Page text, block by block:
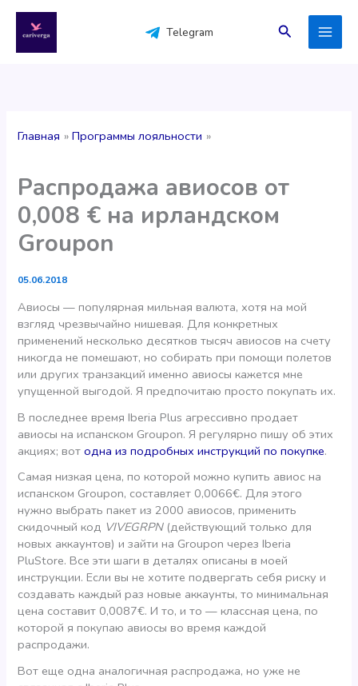
содержимому
Telegram Поиск
Главная Программы лояльности
Распродажа авиосов от
0,008 € на ирландском
Groupon
05.06.2018
Авиосы — популярная мильная валюта, хотя на мой
взгляд чрезвычайно нишевая. Для конкретных
применений несколько десятков тысяч авиосов на счету
никогда не помешают, но собирать при помощи полетов
или других транзакций именно авиосы кажется мне
упущенной выгодой. Я предпочитаю просто покупать их.
В последнее время Iberia Plus агрессивно продает
авиосы на испанском Groupon. Я регулярно пишу об этих
акциях; вотодна из подробных инструкций по покупке.
Самая низкая цена, по которой можно купить авиос на
испанском Groupon, составляет 0,0066€. Для этого
нужно выбрать пакет из 2000 авиосов, применить
скидочный код VIVEGRPN(действующий только для
новых аккаунтов) и зайти на Groupon через Iberia
PluStore. Все эти шаги в деталях описаны в моей
инструкции. Если вы не хотите подвергать себя риску и
создавать каждый раз новые аккаунты, то минимальная
цена составит 0,0087€. И то, и то — классная цена, по
которой я покупаю авиосы во время каждой
распродажи.
Вот еще одна аналогичная распродажа, но уже не